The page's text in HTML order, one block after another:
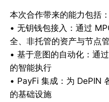
本次合作带来的能力包括：
• 无钥钱包接入：通过
全、非托管的资产与节点
• 基于意图的自动化：通
的智能执行
• PayFi 集成：为 DePIN
的基础设施